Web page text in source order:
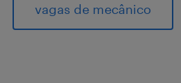
vagas de mecânico